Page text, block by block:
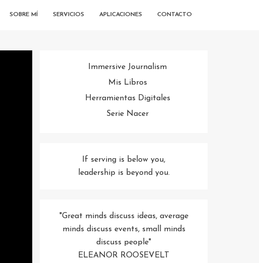
SOBRE MÍ SERVICIOS APLICACIONES CONTACTO
Immersive Journalism
Mis Libros
Herramientas Digitales
Serie Nacer
If serving is below you,
leadership is beyond you.
"Great minds discuss ideas, average
minds discuss events, small minds
discuss people"
ELEANOR ROOSEVELT